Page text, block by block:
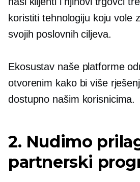
koristiti tehnologiju koju vole
svojih poslovnih ciljeva.
Ekosustav naše platforme
otvorenim kako bi više
dostupno našim korisnicima.
2. Nudimo
partnerski